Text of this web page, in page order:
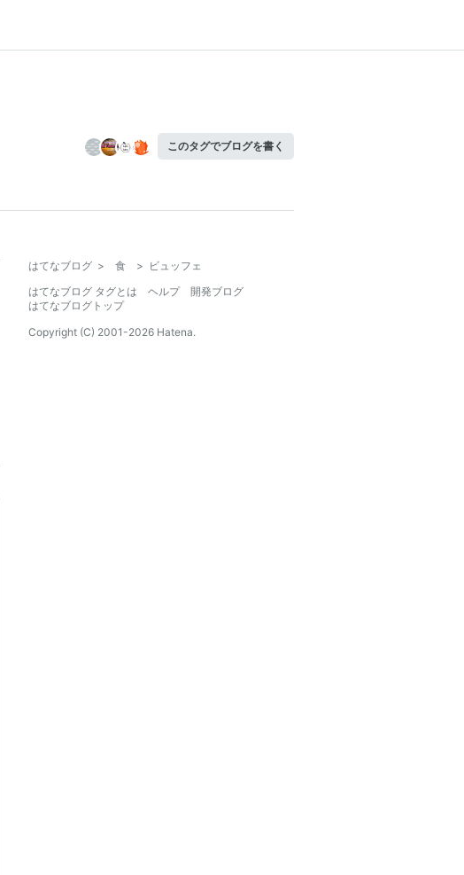
このタグでブログを書く
はてなブログ > 食 > ビュッフェ
はてなブログ タグとは
ヘルプ
開発ブログ
はてなブログトップ
Copyright (C) 2001-2026 Hatena.